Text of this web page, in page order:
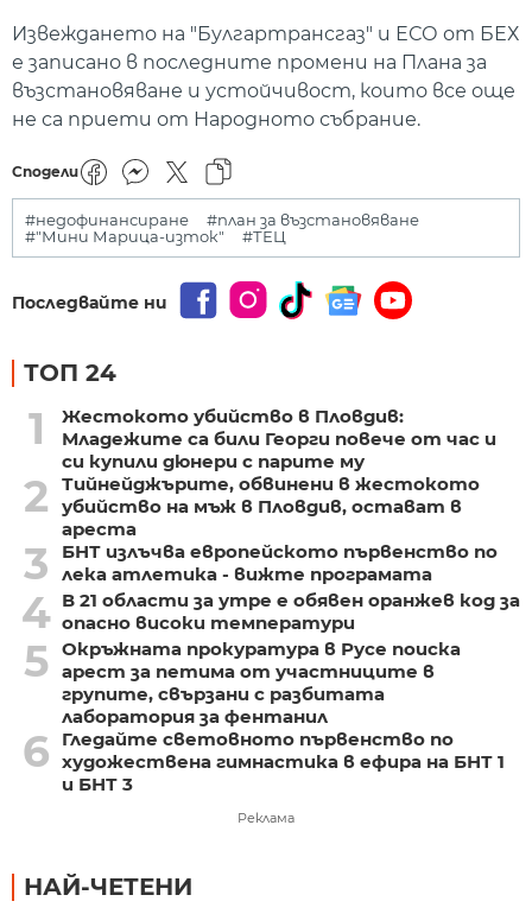
Извеждането на "Булгартрансгаз" и ЕСО от БЕХ
е записано в последните промени на Плана за
възстановяване и устойчивост, които все още
не са приети от Народното събрание.
Сподели
#недофинансиране
#план за възстановяване
#"Мини Марица-изток"
#ТЕЦ
Последвайте ни
ТОП 24
1
Жестокото убийство в Пловдив:
Младежите са били Георги повече от час и
си купили дюнери с парите му
2
Тийнейджърите, обвинени в жестокото
убийство на мъж в Пловдив, остават в
ареста
3
БНТ излъчва европейското първенство по
лека атлетика - вижте програмата
4 В 21 области за утре е обявен оранжев код за
опасно високи температури
5 Окръжната прокуратура в Русе поиска
арест за петима от участниците в
групите, свързани с разбитата
лаборатория за фентанил
6
Гледайте световното първенство по
художествена гимнастика в ефира на БНТ 1
и БНТ 3
Реклама
НАЙ-ЧЕТЕНИ